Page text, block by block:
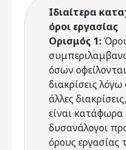
Ιδιαίτερα
όροι εργασίας
Ορισμός 1:
όσων
διακρίσεις
άλλες
είναι κατάφωρα
δυσανάλογοι
όρους εργασίας